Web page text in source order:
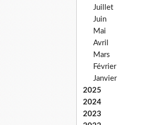
Juillet
Juin
Mai
Avril
Mars
Février
Janvier
2025
2024
2023